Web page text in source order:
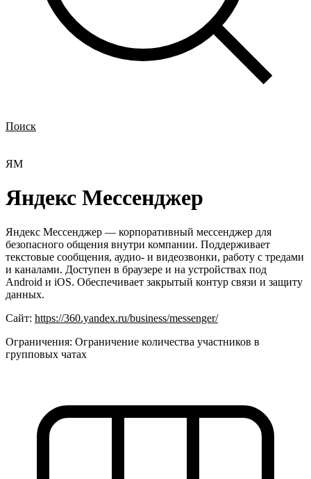
Поиск
ЯМ
Яндекс Мессенджер
Яндекс Мессенджер — корпоративный мессенджер для
безопасного общения внутри компании. Поддерживает
текстовые сообщения, аудио- и видеозвонки, работу с тредами
и каналами. Доступен в браузере и на устройствах под
Android и iOS. Обеспечивает закрытый контур связи и защиту
данных.
Сайт: https://360.yandex.ru/business/messenger/
Ограничения: Ограничение количества участников в
групповых чатах